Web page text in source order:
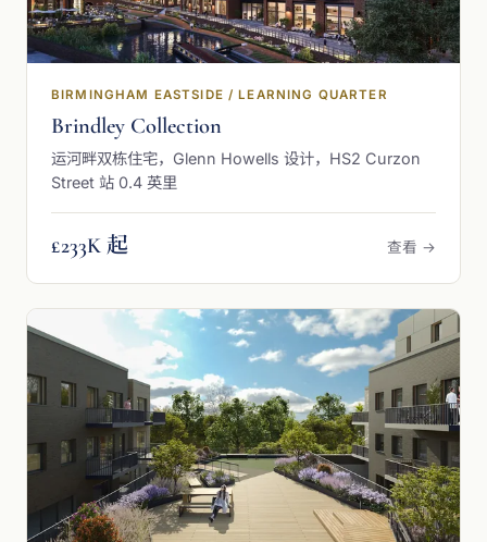
BIRMINGHAM EASTSIDE / LEARNING QUARTER
Brindley Collection
运河畔双栋住宅，Glenn Howells 设计，HS2 Curzon
Street 站 0.4 英里
£233K 起 查看 →